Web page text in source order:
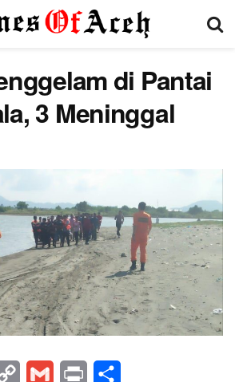
di Pantai
3 Meninggal